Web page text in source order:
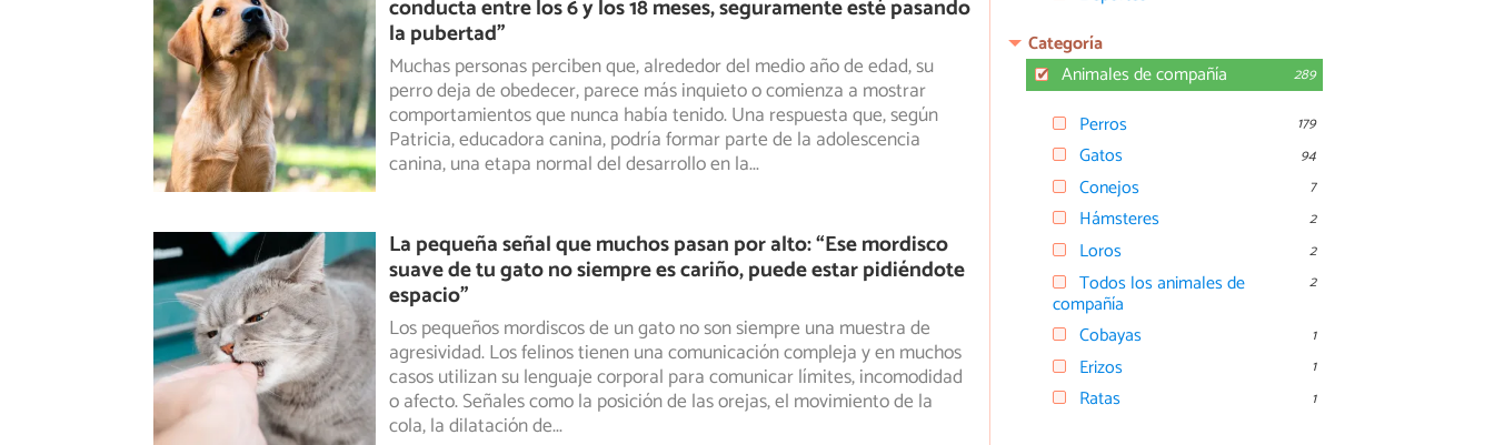
conducta entre los 6 y los 18 meses, seguramente esté pasando
la pubertad”
Muchas personas perciben que, alrededor del medio año de edad, su
perro deja de obedecer, parece más inquieto o comienza a mostrar
comportamientosque nunca había tenido. Una respuesta que, según
Patricia, educadora canina, podría formar parte de la adolescencia
canina, una etapa normal del desarrollo en la...
La pequeña señal que muchos pasan por alto: “Ese mordisco
suave de tu gato no siempre es cariño, puede estar pidiéndote
espacio”
Los pequeños mordiscos de un gato no son siempre una muestra de
agresividad. Los felinos tienen una comunicación compleja y en muchos
casosutilizan su lenguaje corporal para comunicar límites, incomodidad
o afecto. Señales como la posición de las orejas, el movimiento de la
cola, la dilatación de...
Categoría
Animales de compañía
289
Perros 179
Gatos 94
Conejos 7
Hámsteres 2
Loros 2
Todos los animales de
compañía
2
Cobayas 1
Erizos 1
Ratas 1